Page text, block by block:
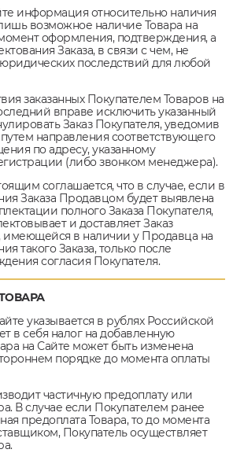
информация относительно наличия
возможное наличие Товара на
оформления, подтверждения, а
Заказа, в связи с чем, не
последствий для любой
заказанных Покупателем Товаров на
вправе исключить указанный
Заказ Покупателя, уведомив
направления соответствующего
по адресу, указанному
(либо звонком менеджера).
соглашается, что в случае, если в
Заказа Продавцом будет выявлена
полного Заказа Покупателя,
и доставляет Заказ
имеющейся в наличии у Продавца на
такого Заказа, только после
согласия Покупателя.
указывается в рублях Российской
в себя налог на добавленную
на Сайте может быть изменена
порядке до момента оплаты
частичную предоплату или
В случае если Покупателем ранее
предоплата Товара, то до момента
Покупатель осуществляет